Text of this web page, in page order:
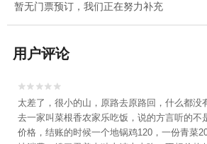
暂无门票预订，我们正在努力补充
用户评论


太差了，很小的山，原路去原路回，什么都没
去一家叫菜根香农家乐吃饭，说的方言听的不
价格，结账的时候一个地锅鸡120，一份青菜